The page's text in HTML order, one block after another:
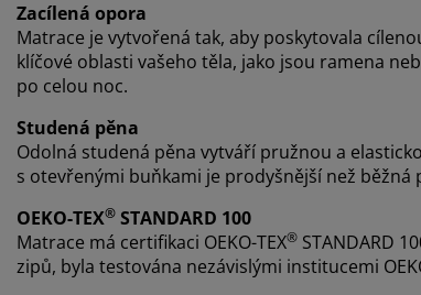
Zacílená opora
Matrace je vytvořená tak, aby poskytovala
klíčové oblasti vašeho těla, jako jsou ramena
po celou noc.
Studená pěna
Odolná studená pěna vytváří pružnou a
s otevřenými buňkami je prodyšnější než běžná
OEKO-TEX® STANDARD 100
Matrace má certifikaci OEKO-TEX® STANDARD
zipů, byla testována nezávislými institucemi